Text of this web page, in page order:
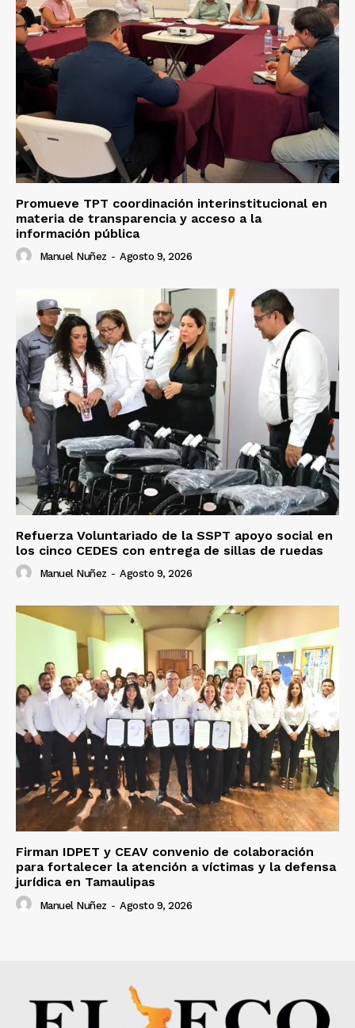
Promueve TPT coordinación interinstitucional en
materia de transparencia y acceso a la
información pública
Manuel Nuñez - Agosto 9, 2026
Refuerza Voluntariado de la SSPT apoyo social en
los cinco CEDES con entrega de sillas de ruedas
Manuel Nuñez - Agosto 9, 2026
Firman IDPET y CEAV convenio de colaboración
para fortalecer la atención a víctimas y la defensa
jurídica en Tamaulipas
Manuel Nuñez - Agosto 9, 2026